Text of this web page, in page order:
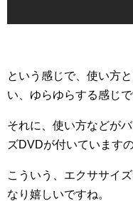
という感じで、使い方
い、ゆらゆらする感じで
それに、使い方などが
ズDVDが付いています
こういう、エクササイ
なり嬉しいですね。